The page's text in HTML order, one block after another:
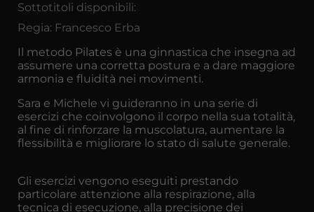
Sottotitoli disponibili:
Regia: Francesco Erba
Il metodo Pilates è una ginnastica che insegna ad
assumere una corretta postura e a dare maggiore
armonia e fluidità nei movimenti.
Sara e Michele vi guideranno in una serie di
esercizi che coinvolgono il corpo nella sua totalità,
al fine di rinforzare la muscolatura, aumentare la
flessibilità e migliorare lo stato di salute generale.
Gli esercizi vengono eseguiti prestando
particolare attenzione alla respirazione, alla
tecnica di esecuzione, alla precisione dei